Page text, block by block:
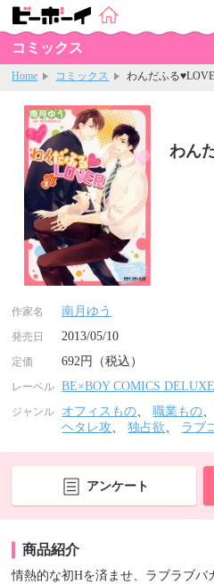
コミックス
Home コミックス わんだふる
わん
作家名 南月ゆう
発売日 2013/05/10
定価 692円（税込）
レーベル BE×BOY COMICS DELUXE
ジャンル オフィスもの、職業もの
ヘタレ攻、独占欲、 ラブ
アンケート
商品紹介
情熱的な初Hを済ませ、ラブラブバ